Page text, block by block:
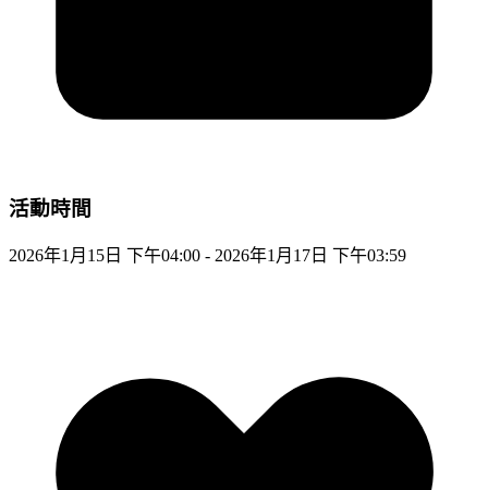
活動時間
2026年1月15日 下午04:00 - 2026年1月17日 下午03:59